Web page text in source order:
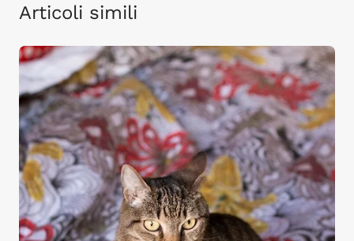
Articoli simili